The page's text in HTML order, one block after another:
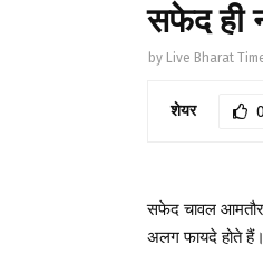
सफेद ही
by Live Bharat
शेयर 0
सफेद चावल
अलग फायदे होते